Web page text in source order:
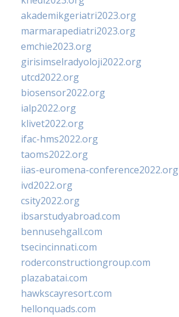
akademikgeriatri2023.org
marmarapediatri2023.org
emchie2023.org
girisimselradyoloji2022.org
utcd2022.org
biosensor2022.org
ialp2022.org
klivet2022.org
ifac-hms2022.org
taoms2022.org
iias-euromena-conference2022.org
ivd2022.org
csity2022.org
ibsarstudyabroad.com
bennusehgall.com
tsecincinnati.com
roderconstructiongroup.com
plazabatai.com
hawkscayresort.com
hellonquads.com